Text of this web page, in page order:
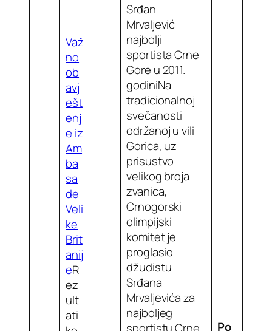
Važ
no
ob
avj
ešt
enj
e iz
Am
ba
sa
de
Veli
ke
Brit
anij
eR
ez
ult
ati
Srđan
Mrvaljević
najbolji
sportista Crne
Gore u 2011.
godiniNa
tradicionalnoj
svečanosti
održanoj u vili
Gorica, uz
prisustvo
velikog broja
zvanica,
Crnogorski
olimpijski
komitet je
proglasio
džudistu
Srđana
Mrvaljevića za
najboljeg
sportistu Crne
Po